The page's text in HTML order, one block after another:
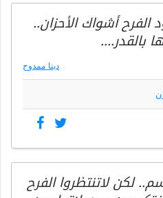
الفرح أشواك الأحزان..
بالقدر….
دينا ممدوح
لكن لاتنتظروا الفرح